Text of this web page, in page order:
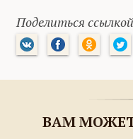
Поделиться ссылкой
ВАМ